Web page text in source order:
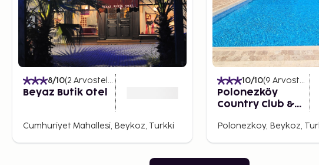
8/10(2 Arvostelut
Beyaz Butik Otel
Cumhuriyet Mahallesi, Beykoz, Turkki
10/10(9 Arvostelut
Polonezköy
Country Club &
in the Wildlife
Polonezkoy, Beykoz,